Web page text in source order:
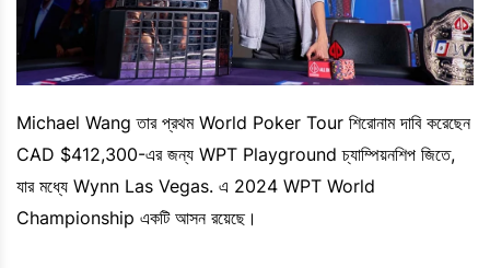
Michael Wang তার প্রথম World Poker Tour শিরোনাম দাবি করেছেন
CAD $412,300-এর জন্য WPT Playground চ্যাম্পিয়নশিপ জিতে,
যার মধ্যে Wynn Las Vegas. এ 2024 WPT World
Championship একটি আসন রয়েছে।